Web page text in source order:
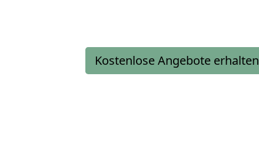
Kostenlose Angebote erhalten